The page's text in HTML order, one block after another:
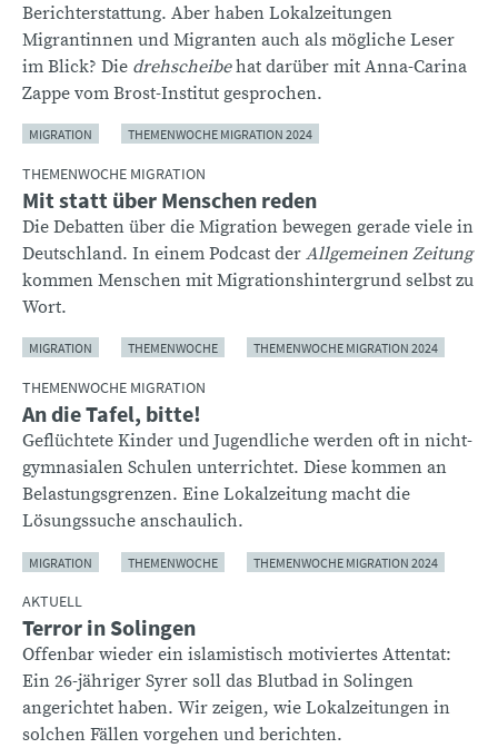
Berichterstattung. Aber haben Lokalzeitungen
Migrantinnen und Migranten auch als mögliche Leser
im Blick? Die drehscheibehat darüber mit Anna-Carina
Zappe vom Brost-Institut gesprochen.
MIGRATION THEMENWOCHE MIGRATION 2024
THEMENWOCHE MIGRATION
Mit statt über Menschen reden
Die Debatten über die Migration bewegen gerade viele in
Deutschland. In einem Podcast der Allgemeinen Zeitung
kommen Menschen mit Migrationshintergrund selbst zu
Wort.
MIGRATION THEMENWOCHE THEMENWOCHE MIGRATION 2024
THEMENWOCHE MIGRATION
An die Tafel, bitte!
Geflüchtete Kinder und Jugendliche werden oft in nicht-
gymnasialen Schulen unterrichtet. Diese kommen an
Belastungsgrenzen. Eine Lokalzeitung macht die
Lösungssuche anschaulich.
MIGRATION THEMENWOCHE THEMENWOCHE MIGRATION 2024
AKTUELL
Terror in Solingen
Offenbar wieder ein islamistisch motiviertes Attentat:
Ein 26-jähriger Syrer soll das Blutbad in Solingen
angerichtet haben. Wir zeigen, wie Lokalzeitungen in
solchen Fällen vorgehen und berichten.